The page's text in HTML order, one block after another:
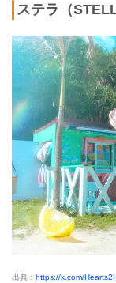
ステラ（
出典： https://x.com/